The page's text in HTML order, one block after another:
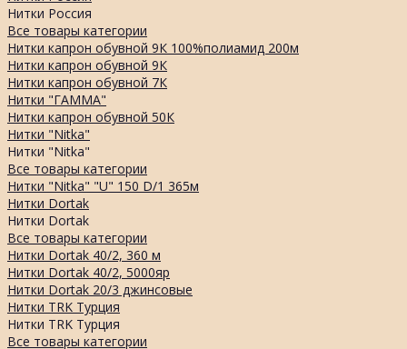
Нитки Россия
Все товары категории
Нитки капрон обувной 9К 100%полиамид 200м
Нитки капрон обувной 9К
Нитки капрон обувной 7К
Нитки "ГАММА"
Нитки капрон обувной 50К
Нитки "Nitka"
Нитки "Nitka"
Все товары категории
Нитки "Nitka" "U" 150 D/1 365м
Нитки Dortak
Нитки Dortak
Все товары категории
Нитки Dortak 40/2, 360 м
Нитки Dortak 40/2, 5000яр
Нитки Dortak 20/3 джинсовые
Нитки TRK Турция
Нитки TRK Турция
Все товары категории